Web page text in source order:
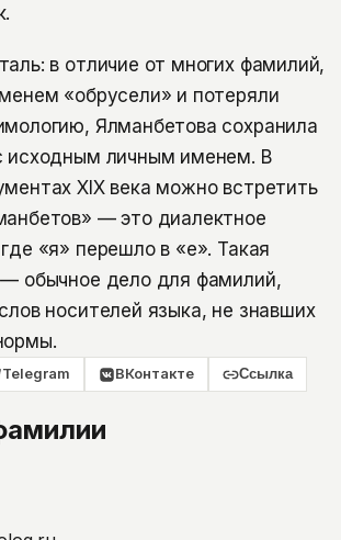
в отличие от многих фамилий,
«обрусели» и потеряли
Ялманбетова сохранила
исходным личным именем. В
XIX века можно встретить
— это диалектное
«я» перешло в «е». Такая
— обычное дело для фамилий,
носителей языка, не знавших
Telegram ВКонтакте Ссылка